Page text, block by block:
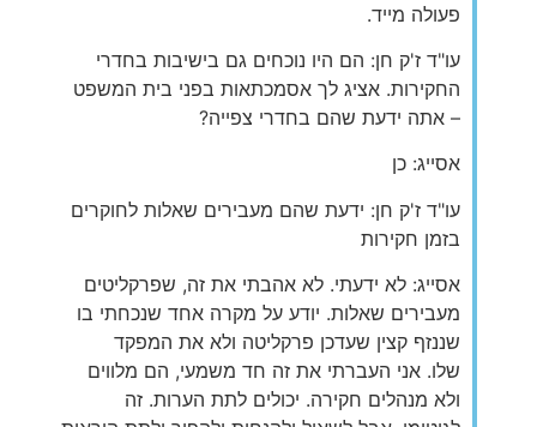
פעולה מייד.
עו"ד ז'ק חן: הם היו נוכחים גם בישיבות בחדרי
החקירות. אציג לך אסמכתאות בפני בית המשפט
– אתה ידעת שהם בחדרי צפייה?
אסייג: כן
עו"ד ז'ק חן: ידעת שהם מעבירים שאלות לחוקרים
בזמן חקירות
אסייג: לא ידעתי. לא אהבתי את זה, שפרקליטים
מעבירים שאלות. יודע על מקרה אחד שנכחתי בו
שננזף קצין שעדכן פרקליטה ולא את המפקד
שלו. אני העברתי את זה חד משמעי, הם מלווים
ולא מנהלים חקירה. יכולים לתת הערות. זה